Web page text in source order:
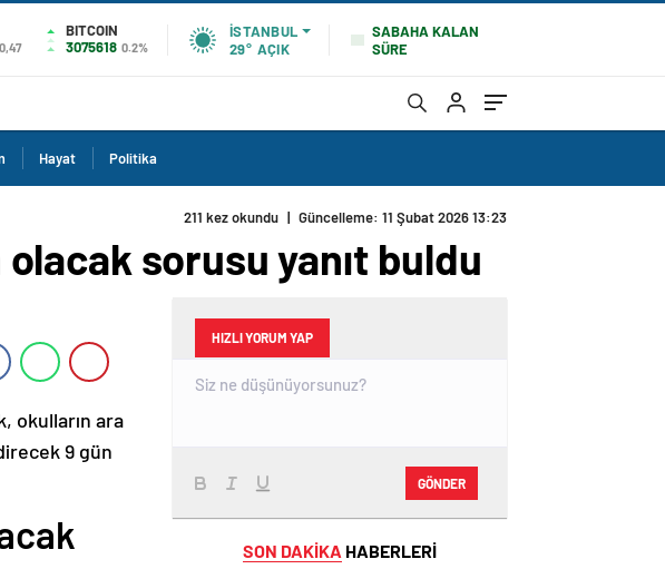
BITCOIN
3075618 0.2%
İSTANBUL
29° AÇIK
SABAHA KALAN
SÜRE
Hayat Politika
211 kez okundu | Güncelleme: 11 Şubat 2026 13:23
sorusu yanıt buldu
okulların ara
9 gün
HIZLI YORUM YAP
GÖNDER
SON DAKİKA HABERLERİ